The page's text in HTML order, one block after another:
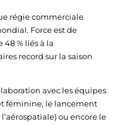
régie commerciale
Force est de
% liés à la
record sur la saison
avec les équipes
féminine, le lancement
ou encore le